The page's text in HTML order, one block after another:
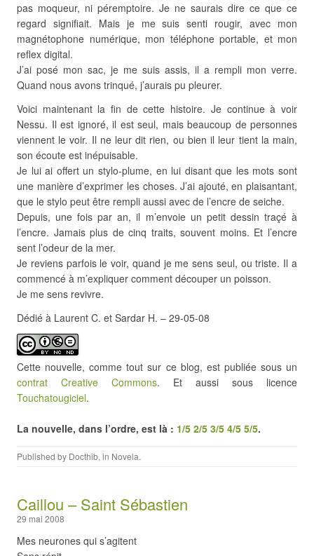
pas moqueur, ni péremptoire. Je ne saurais dire ce que ce
regard signifiait. Mais je me suis senti rougir, avec mon
magnétophone numérique, mon téléphone portable, et mon
reflex digital.
J’ai posé mon sac, je me suis assis, il a rempli mon verre.
Quand nous avons trinqué, j’aurais pu pleurer.
Voici maintenant la fin de cette histoire. Je continue à voir
Nessu. Il est ignoré, il est seul, mais beaucoup de personnes
viennent le voir. Il ne leur dit rien, ou bien il leur tient la main,
son écoute est inépuisable.
Je lui ai offert un stylo-plume, en lui disant que les mots sont
une manière d’exprimer les choses. J’ai ajouté, en plaisantant,
que le stylo peut être rempli aussi avec de l’encre de seiche.
Depuis, une fois par an, il m’envoie un petit dessin traçé à
l’encre. Jamais plus de cinq traits, souvent moins. Et l’encre
sent l’odeur de la mer.
Je reviens parfois le voir, quand je me sens seul, ou triste. Il a
commencé à m’expliquer comment découper un poisson.
Je me sens revivre.
Dédié à Laurent C. et Sardar H. – 29-05-08
Cette nouvelle, comme tout sur ce blog, est publiée sous un
contrat Creative Commons. Et aussi sous licence
Touchatougiciel.
La nouvelle, dans l’ordre, est là : 1/5 2/5 3/5 4/5 5/5.
Published by Docthib, in Novela.
Caillou – Saint Sébastien
29 mai 2008
Mes neurones qui s’agitent